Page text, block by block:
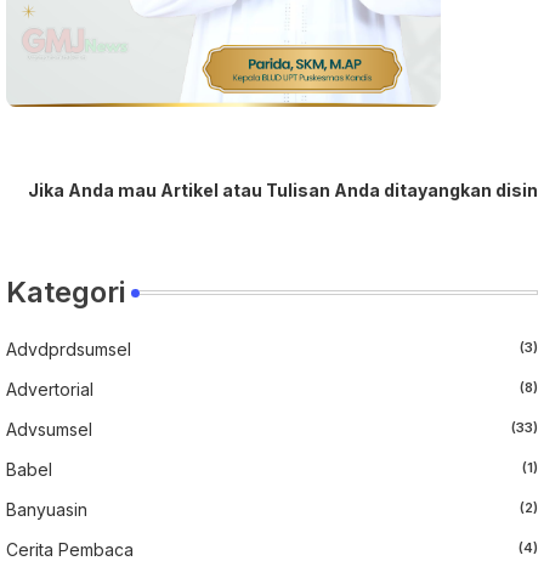
mau Artikel atau Tulisan Anda ditayangkan disini, serta
Kategori
Advdprdsumsel (3)
Advertorial (8)
Advsumsel (33)
Babel (1)
Banyuasin (2)
Cerita Pembaca (4)